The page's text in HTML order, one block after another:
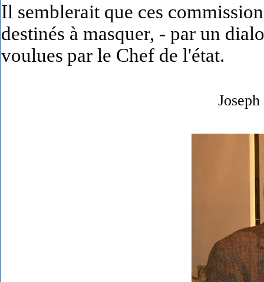
Il semblerait que ces
destinés à masquer, - par un
voulues par le Chef de l'état.